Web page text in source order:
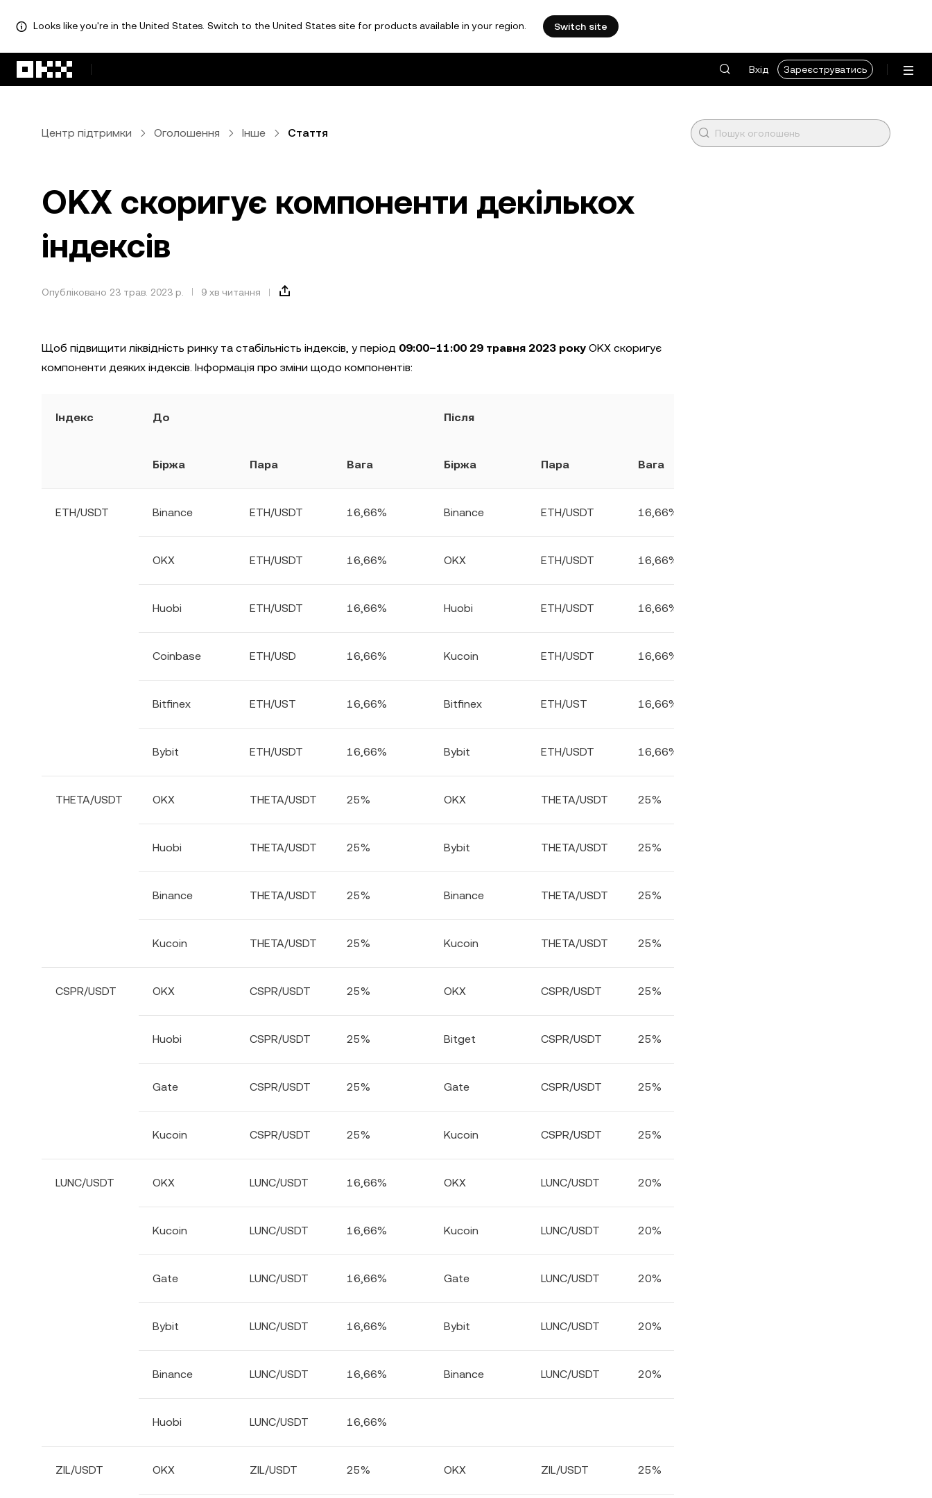
Looks like you're in the United States. Switch to the United States site for products available in your region. Switch site
Вхід
Зареєструватись
Центр підтримки Оголошення Інше Стаття
OKX скоригує компоненти декількох
індексів
Опубліковано 23 трав. 2023 р. 9 хв читання
Щоб підвищити ліквідність ринку та стабільність індексів, у період 09:00–11:00 29 травня 2023 року OKX скоригує
компоненти деяких індексів. Інформація про зміни щодо компонентів:
Індекс До Після
Біржа Пара Вага Біржа Пара Вага
ETH/USDT Binance ETH/USDT 16,66% Binance ETH/USDT 16,66%
OKX ETH/USDT 16,66% OKX ETH/USDT 16,66%
Huobi ETH/USDT 16,66% Huobi ETH/USDT 16,66%
Coinbase ETH/USD 16,66% Kucoin ETH/USDT 16,66%
Bitfinex ETH/UST 16,66% Bitfinex ETH/UST 16,66%
Bybit ETH/USDT 16,66% Bybit ETH/USDT 16,66%
THETA/USDT OKX THETA/USDT 25% OKX THETA/USDT 25%
Huobi THETA/USDT 25% Bybit THETA/USDT 25%
Binance THETA/USDT 25% Binance THETA/USDT 25%
Kucoin THETA/USDT 25% Kucoin THETA/USDT 25%
CSPR/USDT OKX CSPR/USDT 25% OKX CSPR/USDT 25%
Huobi CSPR/USDT 25% Bitget CSPR/USDT 25%
Gate CSPR/USDT 25% Gate CSPR/USDT 25%
Kucoin CSPR/USDT 25% Kucoin CSPR/USDT 25%
LUNC/USDT OKX LUNC/USDT 16,66% OKX LUNC/USDT 20%
Kucoin LUNC/USDT 16,66% Kucoin LUNC/USDT 20%
Gate LUNC/USDT 16,66% Gate LUNC/USDT 20%
Bybit LUNC/USDT 16,66% Bybit LUNC/USDT 20%
Binance LUNC/USDT 16,66% Binance LUNC/USDT 20%
Huobi LUNC/USDT 16,66%
ZIL/USDT OKX ZIL/USDT 25% OKX ZIL/USDT 25%